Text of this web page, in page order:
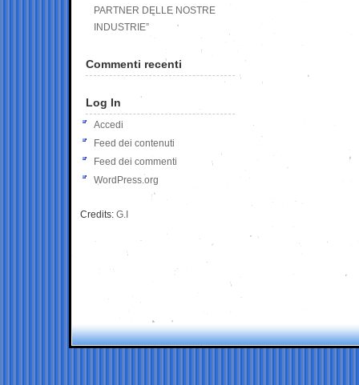
PARTNER DELLE NOSTRE
INDUSTRIE”
Commenti recenti
Log In
Accedi
Feed dei contenuti
Feed dei commenti
WordPress.org
Credits: G.I